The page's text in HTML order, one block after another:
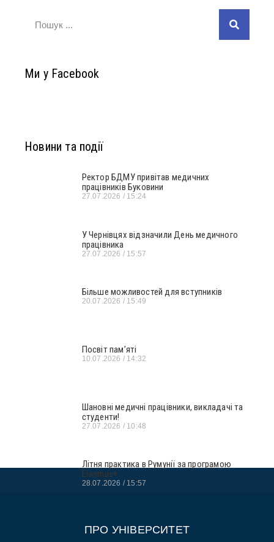
Ми у Facebook
Новини та події
Ректор БДМУ привітав медичних
працівників Буковини
27.07.2026 15:24
У Чернівцях відзначили День медичного
працівника
27.07.2026 15:57
Більше можливостей для вступників
20.07.2026 15:49
Посвіт пам’яті
10.07.2026 14:32
Шановні медичні працівники, викладачі та
студенти!
27.07.2026 10:48
Літня практика в Румунії за програмою
Erasmus+
28.07.2026 15:57
ПРО УНІВЕРСИТЕТ